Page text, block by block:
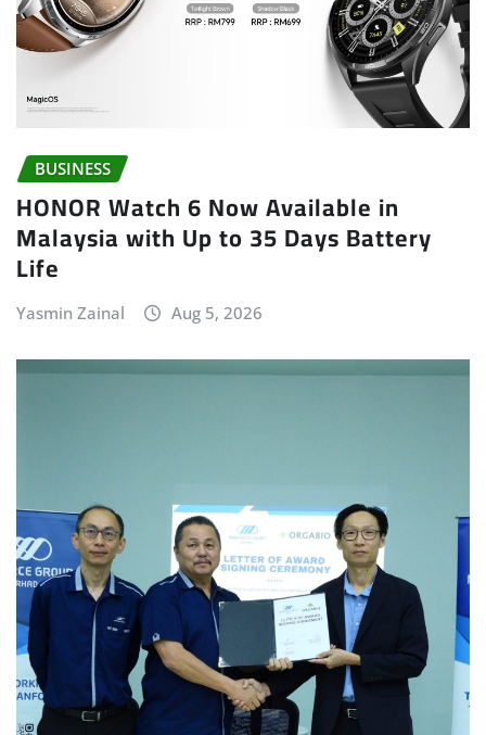
BUSINESS
HONOR Watch 6 Now Available in
Malaysia with Up to 35 Days Battery
Life
Yasmin Zainal Aug 5, 2026